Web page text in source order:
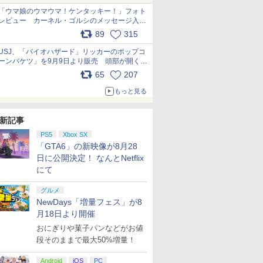
ウマ娘のウマウマ！ケンタッキー！」フォト
ビュー カーネル・ゴルシのメッセージ入り
ッケージや描き下ろしトレカなどが登場
89 315
、「バイオハザード」リッカーのポップコ
ンバケツ」を9月9日より販売 頭部が開く仕
み。味は恐怖を堪のう「味噌フレーバー」
65 207
もっと見る
記事
PS5 Xbox SX
「GTA6」の新映像が8月28
日に公開決定！ なんとNetflix
にて
グルメ
NewDays「増量フェス」が8
月18日より開催
おにぎりや菓子パンなどがお値
段そのままで最大50%増量！
Android iOS PC